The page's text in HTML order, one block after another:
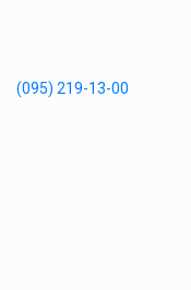
(095) 219-13-00